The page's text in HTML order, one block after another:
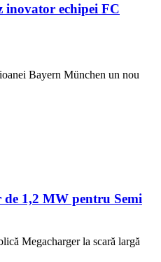
echipei FC
Bayern München un nou
1,2 MW pentru Semi
Megacharger la scară largă